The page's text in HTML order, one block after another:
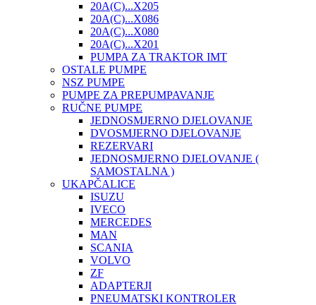
20A(C)...X205
20A(C)...X086
20A(C)...X080
20A(C)...X201
PUMPA ZA TRAKTOR IMT
OSTALE PUMPE
NSZ PUMPE
PUMPE ZA PREPUMPAVANJE
RUČNE PUMPE
JEDNOSMJERNO DJELOVANJE
DVOSMJERNO DJELOVANJE
REZERVARI
JEDNOSMJERNO DJELOVANJE (
SAMOSTALNA )
UKAPČALICE
ISUZU
IVECO
MERCEDES
MAN
SCANIA
VOLVO
ZF
ADAPTERJI
PNEUMATSKI KONTROLER